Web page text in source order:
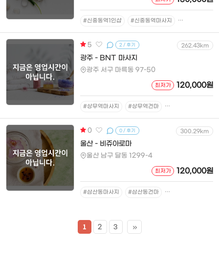
#신중동역1인샵 #신중동역마사지 #신중동역슈얼
5 2 / 후기 262.43km
광주 - BNT 마사지
광주 서구 마륵동 97-50
최저가 120,000원
#상무역마사지 #상무역건마 #상무역스웨디시
0 0 / 후기 300.29km
울산 - 비쥬아로마
울산 남구 달동 1299-4
최저가 120,000원
#삼산동마사지 #삼산동건마 #삼산동아로마테라
1 2
3